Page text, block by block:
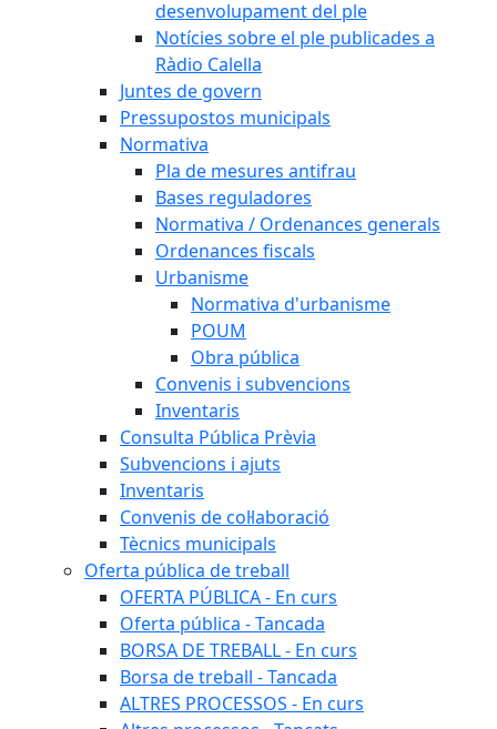
desenvolupament del ple
Notícies sobre el ple publicades a
Ràdio Calella
Juntes de govern
Pressupostos municipals
Normativa
Pla de mesures antifrau
Bases reguladores
Normativa / Ordenances generals
Ordenances fiscals
Urbanisme
Normativa d'urbanisme
POUM
Obra pública
Convenis i subvencions
Inventaris
Consulta Pública Prèvia
Subvencions i ajuts
Inventaris
Convenis de col·laboració
Tècnics municipals
Oferta pública de treball
OFERTA PÚBLICA - En curs
Oferta pública - Tancada
BORSA DE TREBALL - En curs
Borsa de treball - Tancada
ALTRES PROCESSOS - En curs